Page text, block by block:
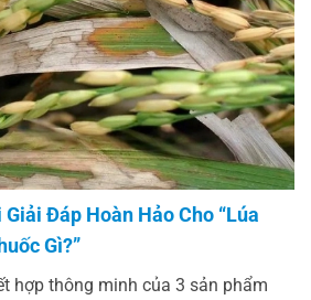
Giải Đáp Hoàn Hảo Cho “Lúa
Gì?”
hợp thông minh của 3 sản phẩm